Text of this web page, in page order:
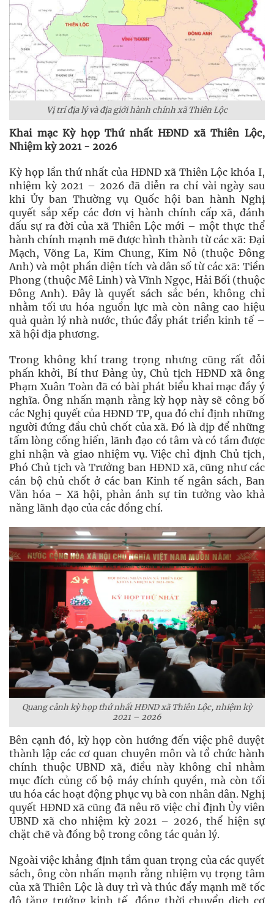
Vị trí địa lý và địa giới hành chính xã Thiên Lộc
Khai mạc Kỳ họp Thứ nhất HĐND xã Thiên Lộc,
Nhiệm kỳ 2021 - 2026
Kỳ họp lần thứ nhất của HĐND xã Thiên Lộc khóa I,
nhiệm kỳ 2021 – 2026 đã diễn ra chỉ vài ngày sau
khi Ủy ban Thường vụ Quốc hội ban hành Nghị
quyết sắp xếp các đơn vị hành chính cấp xã, đánh
dấu sự ra đời của xã Thiên Lộc mới – một thực thể
hành chính mạnh mẽ được hình thành từ các xã: Đại
Mạch, Võng La, Kim Chung, Kim Nỗ (thuộc Đông
Anh) và một phần diện tích và dân số từ các xã: Tiền
Phong (thuộc Mê Linh) và Vĩnh Ngọc, Hải Bối (thuộc
Đông Anh). Đây là quyết sách sắc bén, không chỉ
nhằm tối ưu hóa nguồn lực mà còn nâng cao hiệu
quả quản lý nhà nước, thúc đẩy phát triển kinh tế –
xã hội địa phương.
Trong không khí trang trọng nhưng cũng rất đỗi
phấn khởi, Bí thư Đảng ủy, Chủ tịch HĐND xã ông
Phạm Xuân Toàn đã có bài phát biểu khai mạc đầy ý
nghĩa. Ông nhấn mạnh rằng kỳ họp này sẽ công bố
các Nghị quyết của HĐND TP, qua đó chỉ định những
người đứng đầu chủ chốt của xã. Đó là dịp để những
tấm lòng cống hiến, lãnh đạo có tâm và có tầm được
ghi nhận và giao nhiệm vụ. Việc chỉ định Chủ tịch,
Phó Chủ tịch và Trưởng ban HĐND xã, cũng như các
cán bộ chủ chốt ở các ban Kinh tế ngân sách, Ban
Văn hóa – Xã hội, phản ánh sự tin tưởng vào khả
năng lãnh đạo của các đồng chí.
Quang cảnh kỳ họp thứ nhất HĐND xã Thiên Lộc, nhiệm kỳ
2021 – 2026
Bên cạnh đó, kỳ họp còn hướng đến việc phê duyệt
thành lập các cơ quan chuyên môn và tổ chức hành
chính thuộc UBND xã, điều này không chỉ nhằm
mục đích củng cố bộ máy chính quyền, mà còn tối
ưu hóa các hoạt động phục vụ bà con nhân dân. Nghị
quyết HĐND xã cũng đã nêu rõ việc chỉ định Ủy viên
UBND xã cho nhiệm kỳ 2021 – 2026, thể hiện sự
chặt chẽ và đồng bộ trong công tác quản lý.
Ngoài việc khẳng định tầm quan trọng của các quyết
sách, ông còn nhấn mạnh rằng nhiệm vụ trọng tâm
của xã Thiên Lộc là duy trì và thúc đẩy mạnh mẽ tốc
độ tăng trưởng kinh tế, đồng thời chuyển dịch cơ